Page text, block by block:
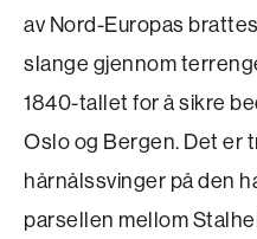
av Nord-Europas
slange gjennom
1840-tallet for å sikre
Oslo og Bergen. Det er
hårnålssvinger på den
parsellen mellom